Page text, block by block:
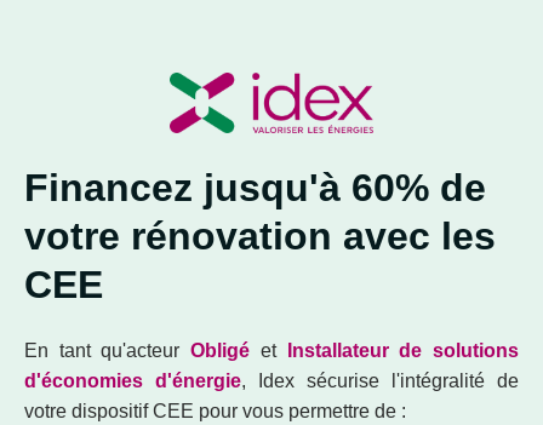
Financez jusqu'à 60% de
votre rénovation avec les
CEE
En tant qu'acteurObligé et
Installateur de solutions
d'économies d'énergie, Idex sécurise l'intégralité de
votre dispositif CEE pour vous permettre de :